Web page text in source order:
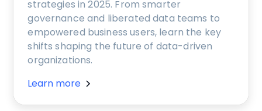
strategies in 2025. From smarter
governance and liberated data teams to
empowered business users, learn the key
shifts shaping the future of data-driven
organizations.
Learn more